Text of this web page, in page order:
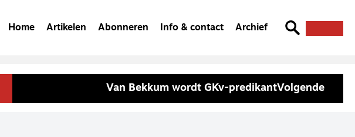
Home Artikelen Abonneren Info & contact Archief
Van Bekkum wordt GKv-predikantVolgende